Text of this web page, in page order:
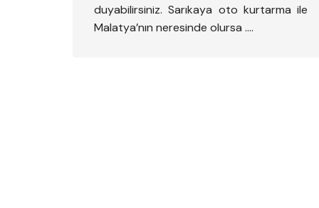
duyabilirsiniz. Sarıkaya oto kurtarma ile
Malatya’nın neresinde olursa ….